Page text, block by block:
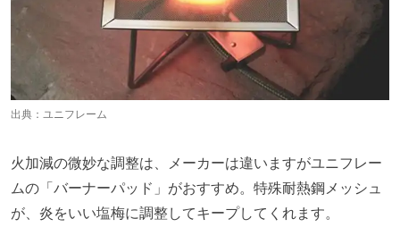
出典： ユニフレーム
火加減の微妙な調整は、メーカーは違いますがユニフレー
ムの「バーナーパッド」がおすすめ。特殊耐熱鋼メッシュ
が、炎をいい塩梅に調整してキープしてくれます。